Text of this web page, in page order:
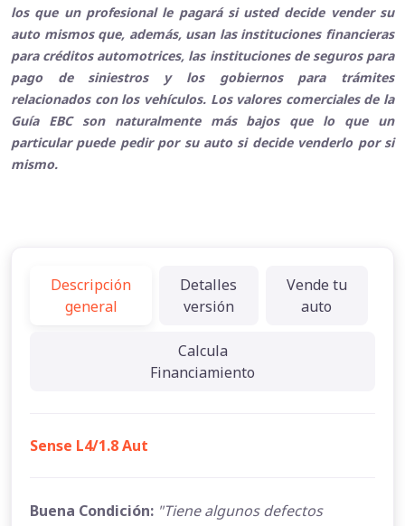
los que un profesional le pagará si usted decide vender su
auto mismos que, además, usan las instituciones financieras
para créditos automotrices, las instituciones de seguros para
pago de siniestros y los gobiernos para trámites
relacionados con los vehículos. Los valores comerciales de la
Guía EBC son naturalmente más bajos que lo que un
particular puede pedir por su auto si decide venderlo por si
mismo.
Descripción
general
Detalles
versión
Vende tu
auto
Calcula
Financiamiento
Sense L4/1.8 Aut
Buena Condición: "Tiene algunos defectos